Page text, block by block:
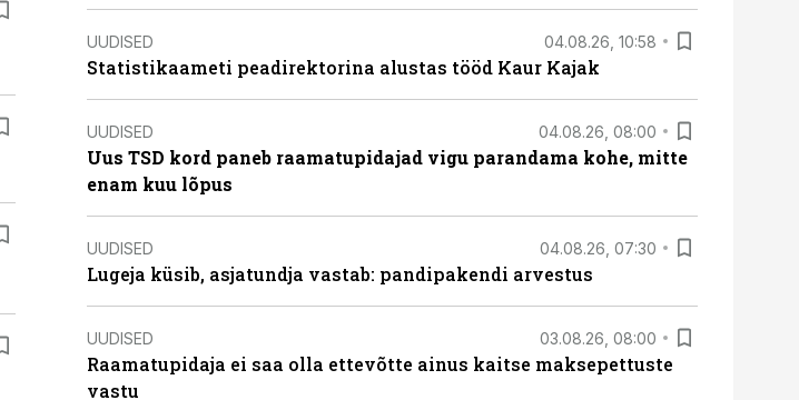
UUDISED 04.08.26, 10:58
Statistikaameti peadirektorina alustas tööd Kaur Kajak
UUDISED 04.08.26, 08:00
Uus TSD kord paneb raamatupidajad vigu parandama kohe, mitte
enam kuu lõpus
UUDISED 04.08.26, 07:30
Lugeja küsib, asjatundja vastab: pandipakendi arvestus
UUDISED 03.08.26, 08:00
Raamatupidaja ei saa olla ettevõtte ainus kaitse maksepettuste
vastu